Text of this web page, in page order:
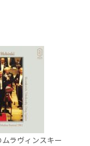
ラヴィンスキー